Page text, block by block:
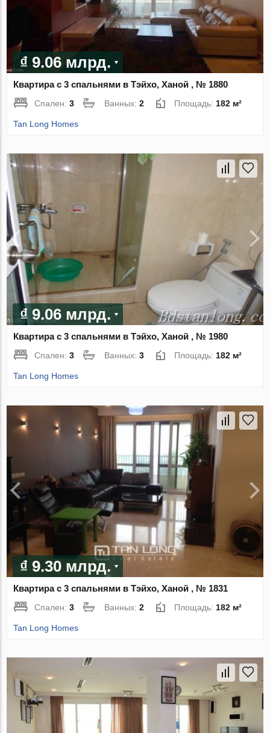
₫ 9.06 млрд.
Квартира с 3 спальнями в Тэйхо, Ханой , № 1880
Спален:3 Ванных:2 Площадь:182 м²
Tan Long Homes
₫ 9.06 млрд.
Квартира с 3 спальнями в Тэйхо, Ханой , № 1980
Спален:3 Ванных:3 Площадь: 182 м²
Tan Long Homes
₫ 9.30 млрд.
Квартира с 3 спальнями в Тэйхо, Ханой , № 1831
Спален:3 Ванных:2 Площадь: 182 м²
Tan Long Homes